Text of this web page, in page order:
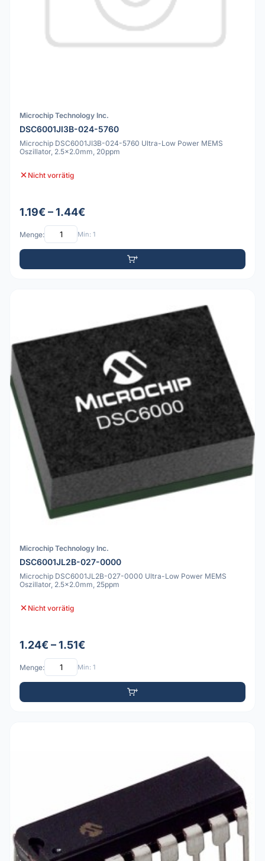
Microchip Technology Inc.
DSC6001JI3B-024-5760
Microchip DSC6001JI3B-024-5760 Ultra-Low Power MEMS
Oszillator, 2.5x2.0mm, 20ppm
Nicht vorrätig
1.19€ – 1.44€
Menge: Min: 1
Microchip Technology Inc.
DSC6001JL2B-027-0000
Microchip DSC6001JL2B-027-0000 Ultra-Low Power MEMS
Oszillator, 2.5x2.0mm, 25ppm
Nicht vorrätig
1.24€ – 1.51€
Menge: Min: 1